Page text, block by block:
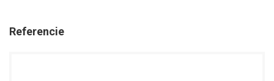
Referencie